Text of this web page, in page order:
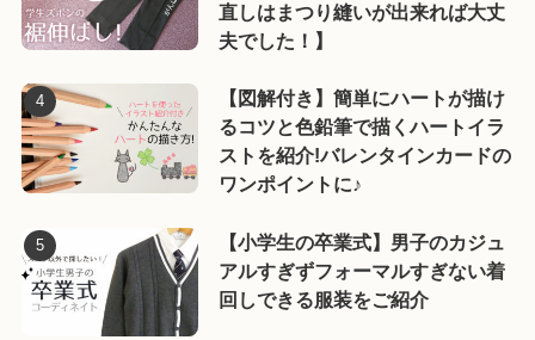
直しはまつり縫いが出来れば大丈
夫でした！】
【図解付き】簡単にハートが描け
るコツと色鉛筆で描くハートイラ
ストを紹介!バレンタインカードの
ワンポイントに♪
【小学生の卒業式】男子のカジュ
アルすぎずフォーマルすぎない着
回しできる服装をご紹介